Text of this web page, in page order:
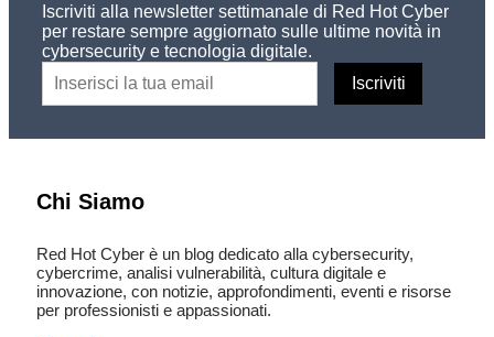
Iscriviti alla newsletter settimanale di Red Hot Cyber
per restare sempre aggiornato sulle ultime novità in
cybersecurity e tecnologia digitale.
Chi Siamo
Red Hot Cyber è un blog dedicato alla cybersecurity,
cybercrime, analisi vulnerabilità, cultura digitale e
innovazione, con notizie, approfondimenti, eventi e risorse
per professionisti e appassionati.